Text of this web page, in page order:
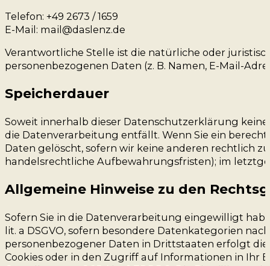
Telefon: +49 2673 / 1659
E-Mail: mail@daslenz.de
Verantwortliche Stelle ist die natürliche oder
personenbezogenen Daten (z. B. Namen, E-Mail-
Speicherdauer
Soweit innerhalb dieser Datenschutzerklärung
die Datenverarbeitung entfällt. Wenn Sie ein
Daten gelöscht, sofern wir keine anderen rechtlich
handelsrechtliche Aufbewahrungsfristen); im
Allgemeine Hinweise zu den
Sofern Sie in die Datenverarbeitung eingewilligt
lit. a DSGVO, sofern besondere Datenkategorien
personenbezogener Daten in Drittstaaten erfolgt die
Cookies oder in den Zugriff auf Informationen in Ihr